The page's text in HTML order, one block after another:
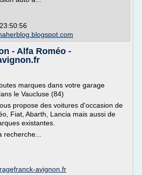
- Alfa Roméo -
marques dans votre garage
le Vaucluse (84)
propose des voitures d'occasion de
Fiat, Abarth, Lancia mais aussi de
existantes.
avignon.fr